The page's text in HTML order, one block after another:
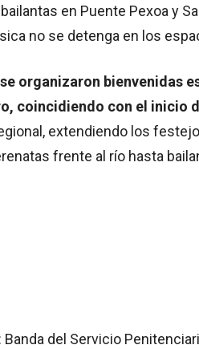
en Puente Pexoa y
no se detenga en los
organizaron bienvenidas
coincidiendo con el inicio
extendiendo los
frente al río hasta
del Servicio